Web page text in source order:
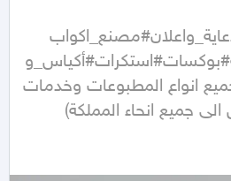
جميع انحاء المملكة)